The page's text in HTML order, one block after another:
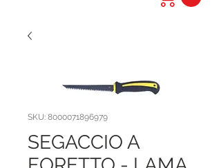
SKU: 8000071896979
SEGACCIO A